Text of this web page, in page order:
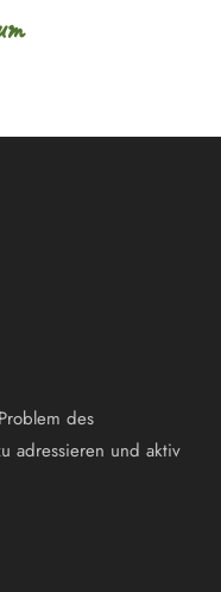
des
adressieren und aktiv